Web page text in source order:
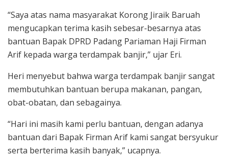
“Saya atas nama masyarakat Korong Jiraik Baruah
mengucapkan terima kasih sebesar-besarnya atas
bantuan Bapak DPRD Padang Pariaman Haji Firman
Arif kepada warga terdampak banjir,” ujar Eri.
Heri menyebut bahwa warga terdampak banjir sangat
membutuhkan bantuan berupa makanan, pangan,
obat-obatan, dan sebagainya.
“Hari ini masih kami perlu bantuan, dengan adanya
bantuan dari Bapak Firman Arif kami sangat bersyukur
serta berterima kasih banyak,” ucapnya.